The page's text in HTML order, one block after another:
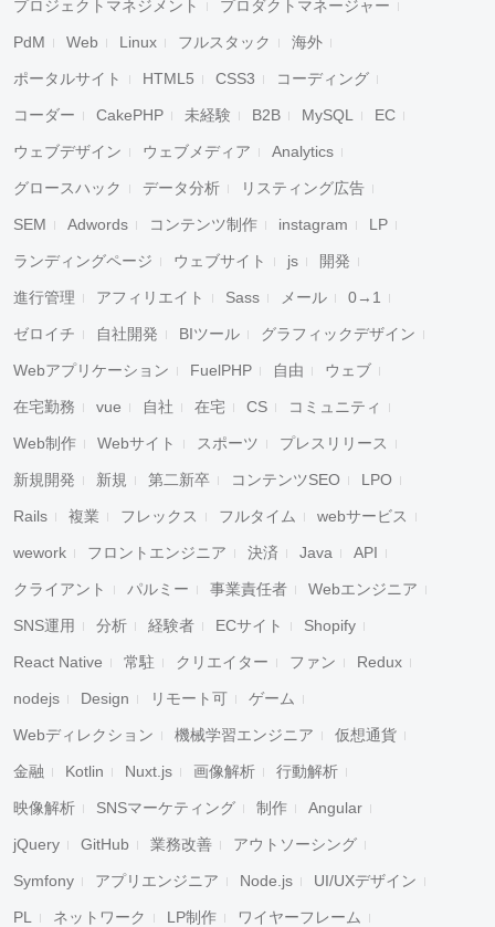
プロジェクトマネジメント プロダクトマネージャー
PdM Web Linux フルスタック 海外
ポータルサイト HTML5 CSS3 コーディング
コーダー CakePHP 未経験 B2B MySQL EC
ウェブデザイン ウェブメディア Analytics
グロースハック データ分析 リスティング広告
SEM Adwords コンテンツ制作 instagram LP
ランディングページ ウェブサイト js 開発
進行管理 アフィリエイト Sass メール 0→1
ゼロイチ 自社開発 BIツール グラフィックデザイン
Webアプリケーション FuelPHP 自由 ウェブ
在宅勤務 vue 自社 在宅 CS コミュニティ
Web制作 Webサイト スポーツ プレスリリース
新規開発 新規 第二新卒 コンテンツSEO LPO
Rails 複業 フレックス フルタイム webサービス
wework フロントエンジニア 決済 Java API
クライアント パルミー 事業責任者 Webエンジニア
SNS運用 分析 経験者 ECサイト Shopify
React Native 常駐 クリエイター ファン Redux
nodejs Design リモート可 ゲーム
Webディレクション 機械学習エンジニア 仮想通貨
金融 Kotlin Nuxt.js 画像解析 行動解析
映像解析 SNSマーケティング 制作 Angular
jQuery GitHub 業務改善 アウトソーシング
Symfony アプリエンジニア Node.js UI/UXデザイン
PL ネットワーク LP制作 ワイヤーフレーム